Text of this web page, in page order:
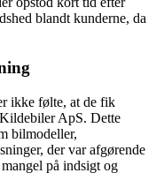
blandt kunderne, da
ikke følte, at de fik
ApS. Dette
bilmodeller,
der var afgørende
på indsigt og